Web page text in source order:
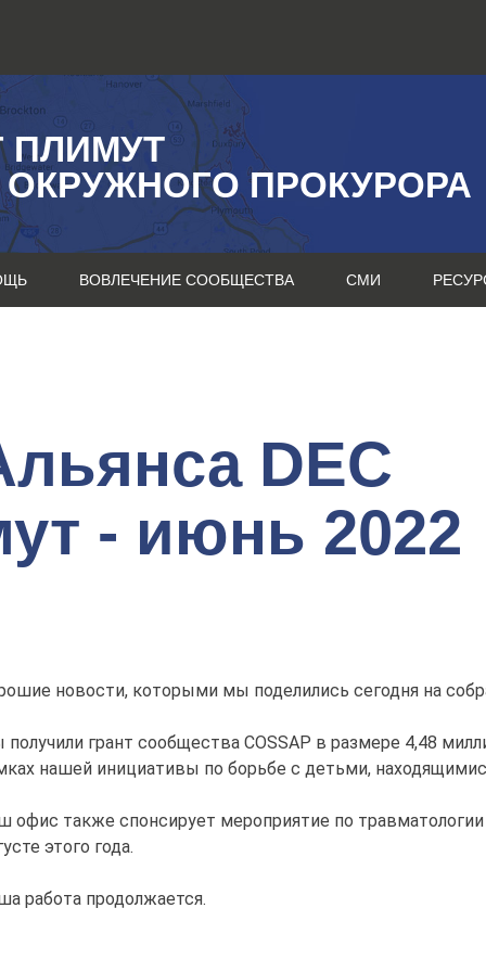
ПЛИМУТ
ПРОКУРОРА
ВОВЛЕЧЕНИЕ СООБЩЕСТВА СМИ
DEC
- июнь 2022
новости, которыми мы поделились сегодня на
грант сообщества COSSAP в размере 4,48
нашей инициативы по борьбе с детьми,
офис также спонсирует мероприятие по
этого года.
работа продолжается.